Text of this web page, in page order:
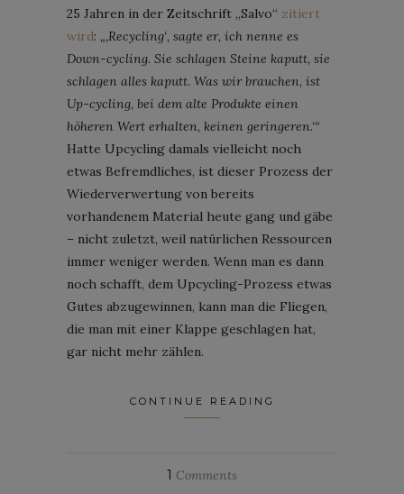
25 Jahren in der Zeitschrift „Salvo“ zitiert
wird: „‚Recycling‘, sagte er, ich nenne es
Down-cycling. Sie schlagen Steine kaputt, sie
schlagen alles kaputt. Was wir brauchen, ist
Up-cycling, bei dem alte Produkte einen
höheren Wert erhalten, keinen geringeren.‘“
Hatte Upcycling damals vielleicht noch
etwas Befremdliches, ist dieser Prozess der
Wiederverwertung von bereits
vorhandenem Material heute gang und gäbe
– nicht zuletzt, weil natürlichen Ressourcen
immer weniger werden. Wenn man es dann
noch schafft, dem Upcycling-Prozess etwas
Gutes abzugewinnen, kann man die Fliegen,
die man mit einer Klappe geschlagen hat,
gar nicht mehr zählen.
CONTINUE READING
1 Comments